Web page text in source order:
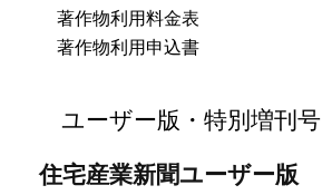
著作物利用料金表
著作物利用申込書
ユーザー版・特別増刊号
住宅産業新聞ユーザー版